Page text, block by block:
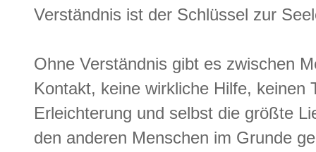
Verständnis ist der Schlüssel zur
Ohne Verständnis gibt es zwischen
Kontakt, keine wirkliche Hilfe, keinen
Erleichterung und selbst die größte
den anderen Menschen im Grunde